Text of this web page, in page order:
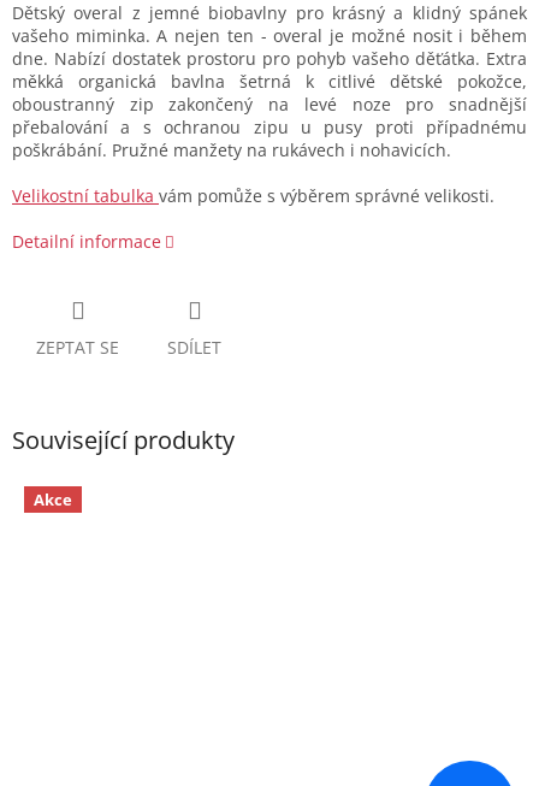
Dětský overal z jemné biobavlny pro krásný a klidný spánek
vašeho miminka. A nejen ten - overal je možné nosit i během
dne. Nabízí dostatek prostoru pro pohyb vašeho děťátka. Extra
měkká organická bavlna šetrná k citlivé dětské pokožce,
oboustranný zip zakončený na levé noze pro snadnější
přebalování a s ochranou zipu u pusy proti případnému
poškrábání. Pružné manžety na rukávech i nohavicích.
Velikostní tabulka vám pomůže s výběrem správné velikosti.
Detailní informace
ZEPTAT SE SDÍLET
Související produkty
Akce